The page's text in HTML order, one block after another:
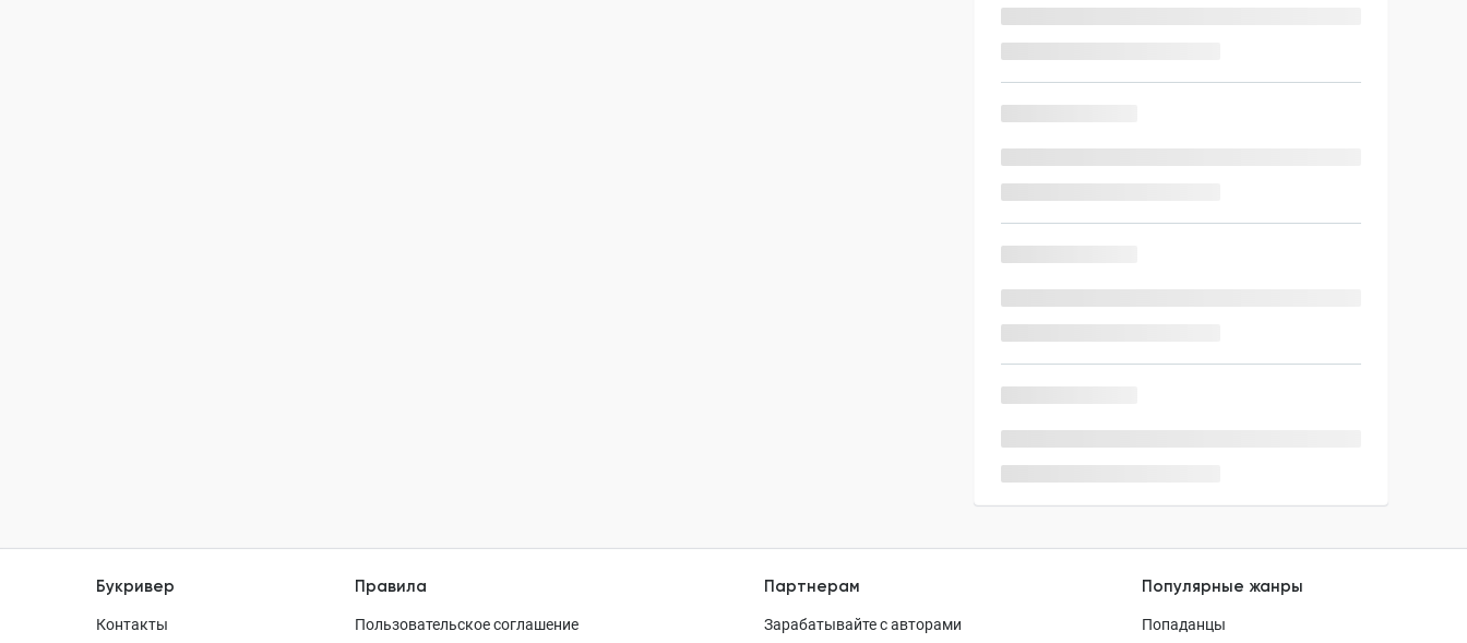
Букривер
Контакты
Правила
Пользовательское соглашение
Партнерам
Зарабатывайте с авторами
Популярные жанры
Попаданцы